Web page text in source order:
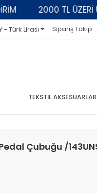
2000 TL ÜZERİ
- Türk Lirası Sipariş Takip
TEKSTİL
Çubuğu /